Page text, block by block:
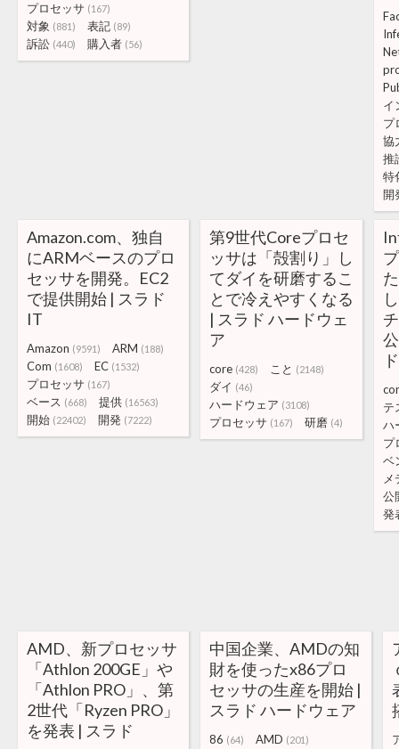
プロセッサ (167)
対象 (881) 表記 (89)
訴訟 (440) 購入者 (56)
イ
プ
協
推
特
開
Amazon.com、独自
にARMベースのプロ
セッサを開発。EC2
で提供開始 | スラド
IT
Amazon (9591) ARM (188)
Com (1608) EC (1532)
プロセッサ (167)
ベース (668) 提供 (16563)
開始 (22402) 開発 (7222)
第9世代Coreプロセ
ッサは「殻割り」し
てダイを研磨するこ
とで冷えやすくなる
| スラド ハードウェ
ア
core (428) こと (2148)
ダイ (46)
ハードウェア (3108)
プロセッサ (167) 研磨 (4)
テ
ハ
プ
ベ
メ
公
発
AMD、新プロセッサ
「Athlon 200GE」や
「Athlon PRO」、第
2世代「Ryzen PRO」
を発表 | スラド
中国企業、AMDの知
財を使ったx86プロ
セッサの生産を開始 |
スラド ハードウェア
86 (64) AMD (201)